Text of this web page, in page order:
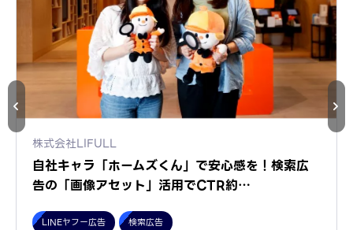
株式会社LIFULL
自社キャラ「ホームズくん」で安心感を！検索広
告の「画像アセット」活用でCTR約…
LINEヤフー広告 検索広告